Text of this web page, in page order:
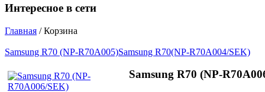
Интересное в сети
Главная / Корзина
Samsung R70 (NP-R70A005)Samsung R70(NP-R70A004/SEK)
Samsung R70 (NP-